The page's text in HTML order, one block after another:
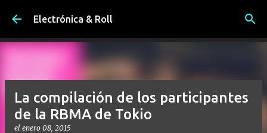
Ir al contenido principal
Electrónica & Roll
La compilación de los participantes
de la RBMA de Tokio
el enero 08, 2015